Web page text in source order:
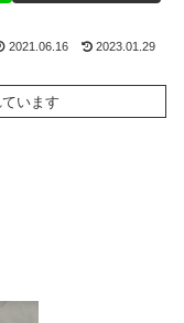
2021.06.16 2023.01.29
います